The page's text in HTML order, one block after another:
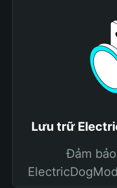
Lưu trữ
Đảm